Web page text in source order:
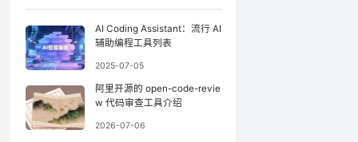
AI Coding Assistant：流行 AI
辅助编程工具列表
2025-07-05
阿里开源的 open-code-revie
w 代码审查工具介绍
2026-07-06